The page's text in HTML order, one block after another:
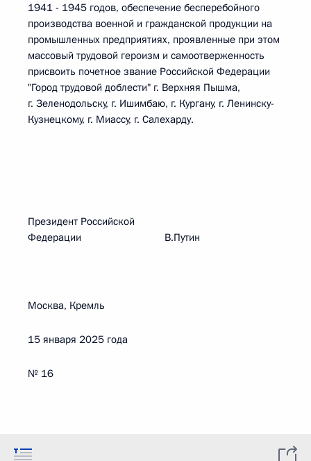
1941 - 1945 годов, обеспечение бесперебойного
производства военной и гражданской продукции на
промышленных предприятиях, проявленные при этом
массовый трудовой героизм и самоотверженность
присвоить почетное звание Российской Федерации
"Город трудовой доблести" г. Верхняя Пышма,
г. Зеленодольску, г. Ишимбаю, г. Кургану, г. Ленинску-
Кузнецкому, г. Миассу, г. Салехарду.
Президент Российской
Федерации В.Путин
Москва, Кремль
15 января 2025 года
№ 16